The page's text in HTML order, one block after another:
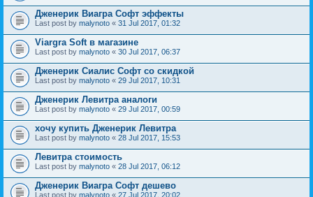
Дженерик Виагра Софт эффекты
Last post by malynoto « 31 Jul 2017, 01:32
Viargra Soft в магазине
Last post by malynoto « 30 Jul 2017, 06:37
Дженерик Сиалис Софт со скидкой
Last post by malynoto « 29 Jul 2017, 10:31
Дженерик Левитра аналоги
Last post by malynoto « 29 Jul 2017, 00:59
хочу купить Дженерик Левитра
Last post by malynoto « 28 Jul 2017, 15:53
Левитра стоимость
Last post by malynoto « 28 Jul 2017, 06:12
Дженерик Виагра Софт дешево
Last post by malynoto « 27 Jul 2017, 20:02